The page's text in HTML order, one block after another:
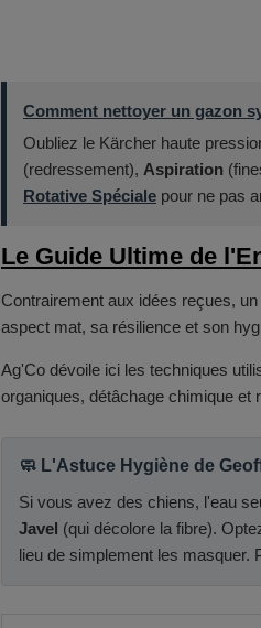
Comment nettoyer un gazon
Oubliez le Kärcher haute
(redressement), Aspiration
Rotative Spéciale pour ne pas
Le Guide Ultime de
Contrairement aux idées reçues,
aspect mat, sa résilience et son
Ag'Co dévoile ici les techniques
organiques, détâchage chimique et
🧼 L'Astuce Hygiène de
Si vous avez des chiens, l'eau
Javel (qui décolore la fibre).
lieu de simplement les masquer.